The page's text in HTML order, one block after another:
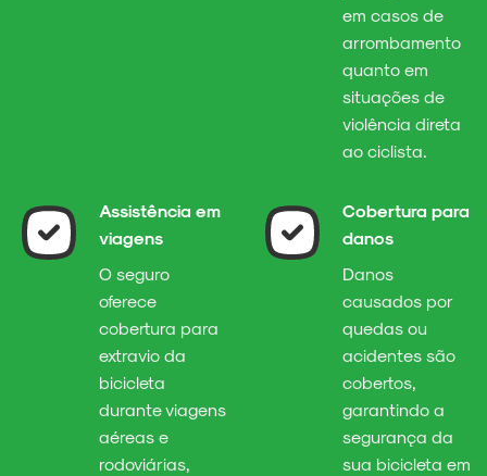
em casos de
arrombamento
quanto em
situações de
violência direta
ao ciclista.
Assistência em
viagens
O seguro
oferece
cobertura para
extravio da
bicicleta
durante viagens
aéreas e
rodoviárias,
Cobertura para
danos
Danos
causados por
quedas ou
acidentes são
cobertos,
garantindo a
segurança da
sua bicicleta em